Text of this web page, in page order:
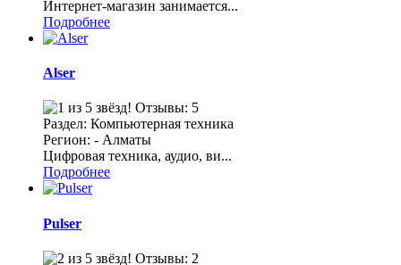
Интернет-магазин занимается...
Подробнее
Alser
Отзывы: 5
Раздел: Компьютерная техника
Регион: - Алматы
Цифровая техника, аудио, ви...
Подробнее
Pulser
Отзывы: 2